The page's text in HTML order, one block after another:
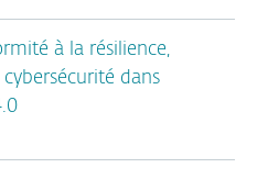
à la résilience,
dans